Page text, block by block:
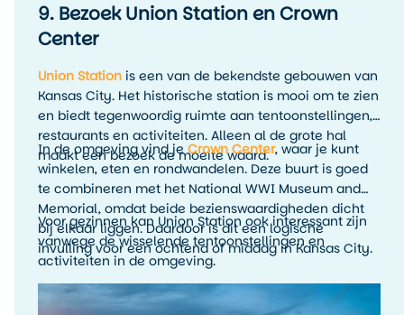
9. Bezoek Union Station en Crown
Center
Union Station is een van de bekendste gebouwen van
Kansas City. Het historische station is mooi om te zien
en biedt tegenwoordig ruimte aan tentoonstellingen,
restaurants en activiteiten. Alleen al de grote hal
maakt een bezoek de moeite waard.
In de omgeving vind jeCrown Center, waar je kunt
winkelen, eten en rondwandelen. Deze buurt is goed
te combineren met het National WWI Museum and
Memorial, omdat beide bezienswaardigheden dicht
bij elkaar liggen. Daardoor is dit een logische
invulling voor een ochtend of middag in Kansas City.
Voor gezinnen kan Union Station ook interessant zijn
vanwege de wisselende tentoonstellingen en
activiteiten in de omgeving.